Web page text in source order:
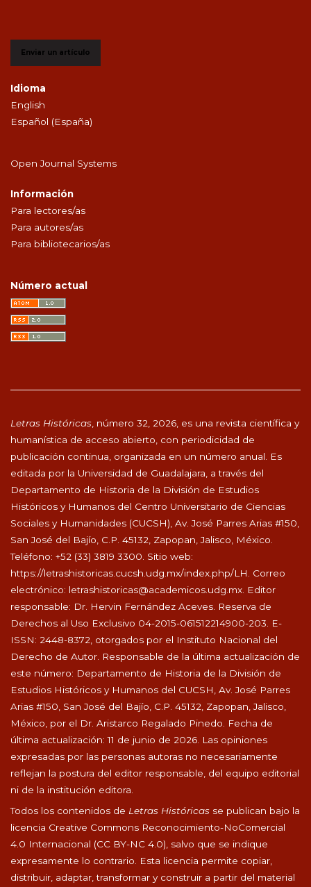
Enviar un artículo
Idioma
English
Español (España)
Open Journal Systems
Información
Para lectores/as
Para autores/as
Para bibliotecarios/as
Número actual
Letras Históricas , número 32, 2026, es una revista científica y
humanística de acceso abierto, con periodicidad de
publicación continua, organizada en un número anual. Es
editada por la Universidad de Guadalajara, a través del
Departamento de Historia de la División de Estudios
Históricos y Humanos del Centro Universitario de Ciencias
Sociales y Humanidades (CUCSH), Av. José Parres Arias #150,
San José del Bajío, C.P. 45132, Zapopan, Jalisco, México.
Teléfono: +52 (33) 3819 3300. Sitio web:
https://letrashistoricas.cucsh.udg.mx/index.php/LH
. Correo
electrónico: letrashistoricas@academicos.udg.mx . Editor
responsable: Dr. Hervin Fernández Aceves. Reserva de
Derechos al Uso Exclusivo 04-2015-061512214900-203. E-
ISSN: 2448-8372, otorgados por el Instituto Nacional del
Derecho de Autor. Responsable de la última actualización de
este número: Departamento de Historia de la División de
Estudios Históricos y Humanos del CUCSH, Av. José Parres
Arias #150, San José del Bajío, C.P. 45132, Zapopan, Jalisco,
México, por el Dr. Aristarco Regalado Pinedo. Fecha de
última actualización: 11 de junio de 2026. Las opiniones
expresadas por las personas autoras no necesariamente
reflejan la postura del editor responsable, del equipo editorial
ni de la institución editora.
Todos los contenidos de Letras Históricas se publican bajo la
licencia Creative Commons Reconocimiento-NoComercial
4.0 Internacional (CC BY-NC 4.0), salvo que se indique
expresamente lo contrario. Esta licencia permite copiar,
distribuir, adaptar, transformar y construir a partir del material